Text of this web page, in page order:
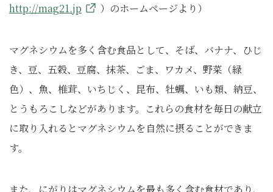
http://mag21.jp
）のホームページより）
マグネシウムを多く含む食品として、そば、バナナ、ひじ
き、豆、五穀、豆腐、抹茶、ごま、ワカメ、野菜（緑
色）、魚、椎茸、いちじく、昆布、牡蠣、いも類、納豆、
とうもろこしなどがあります。これらの食材を毎日の献立
に取り入れるとマグネシウムを自然に摂ることができま
す。
また、にがりはマグネシウムを最も多く含む食材であり、